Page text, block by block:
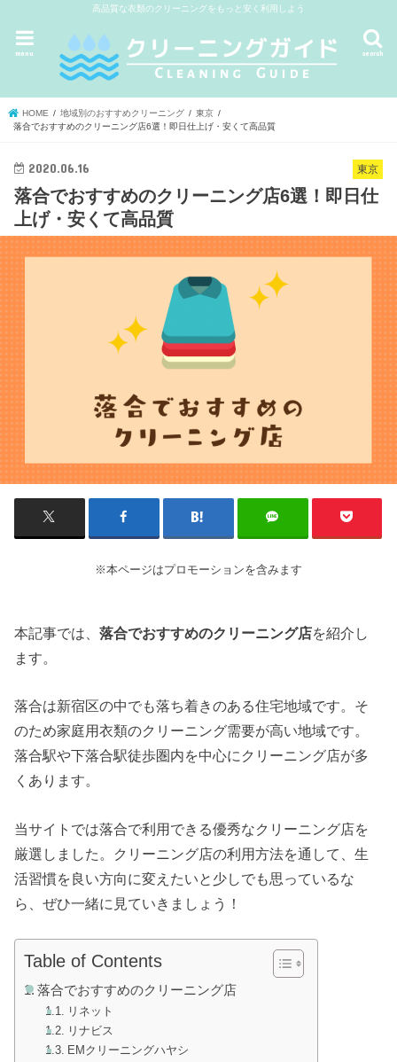
高品質な衣類のクリーニングをもっと安く利用しよう
search
menu
HOME 地域別のおすすめクリーニング
東京
落合でおすすめのクリーニング店6選！即日仕上げ・安くて高品質
東京
2020.06.16
落合でおすすめのクリーニング店6選！即日仕
上げ・安くて高品質
※本ページはプロモーションを含みます
本記事では、落合でおすすめのクリーニング店を紹介し
ます。
落合は新宿区の中でも落ち着きのある住宅地域です。そ
のため家庭用衣類のクリーニング需要が高い地域です。
落合駅や下落合駅徒歩圏内を中心にクリーニング店が多
くあります。
当サイトでは落合で利用できる優秀なクリーニング店を
厳選しました。クリーニング店の利用方法を通して、生
活習慣を良い方向に変えたいと少しでも思っているな
ら、ぜひ一緒に見ていきましょう！
Table of Contents
落合でおすすめのクリーニング店
リネット
リナビス
EMクリーニングハヤシ